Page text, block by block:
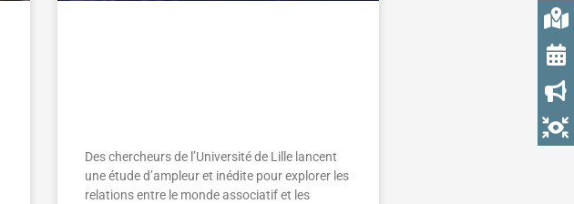
Des chercheurs de l’Université de Lille lancent
une étude d’ampleur et inédite pour explorer les
relations entre le monde associatif et les